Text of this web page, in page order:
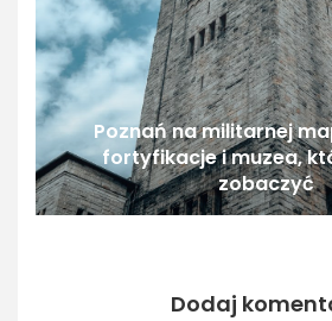
Poznań na militarnej
fortyfikacje i muzea,
zobaczyć
Dodaj